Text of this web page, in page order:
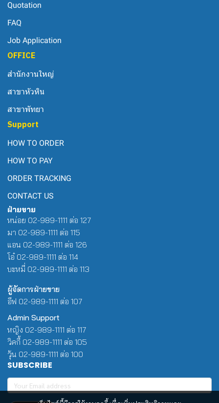
Quotation
FAQ
Job Application
OFFICE
สำนักงานใหญ่
สาขาหัวหิน
สาขาพัทยา
Support
HOW TO ORDER
HOW TO PAY
ORDER TRACKING
CONTACT US
ฝ่ายขาย
หน่อย 02-989-1111 ต่อ 127
มา 02-989-1111 ต่อ 115
แอน 02-989-1111 ต่อ 126
โอ๋ 02-989-1111 ต่อ 114
บะหมี่ 02-989-1111 ต่อ 113
ผู้จัดการฝ่ายขาย
อีฟ 02-989-1111 ต่อ 107
Admin Support
หญิง 02-989-1111 ต่อ 117
วิคกี้ 02-989-1111 ต่อ 105
วุ้น 02-989-1111 ต่อ 100
SUBSCRIBE